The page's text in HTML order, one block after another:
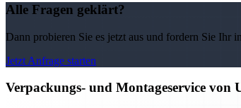
Alle Fragen geklärt?
Dann probieren Sie es jetzt aus und fordern Sie Ihr
Jetzt Anfrage starten
Verpackungs- und Montageservice von